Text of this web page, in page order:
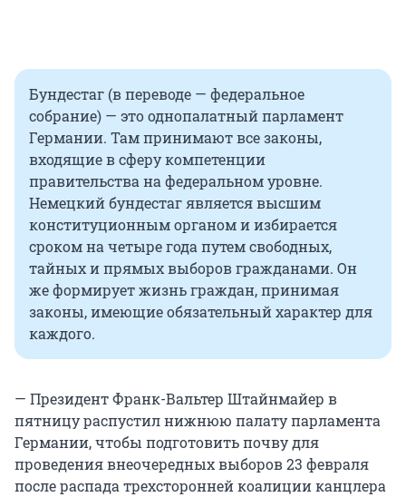
Бундестаг (в переводе — федеральное
собрание) — это однопалатный парламент
Германии. Там принимают все законы,
входящие в сферу компетенции
правительства на федеральном уровне.
Немецкий бундестаг является высшим
конституционным органом и избирается
сроком на четыре года путем свободных,
тайных и прямых выборов гражданами. Он
же формирует жизнь граждан, принимая
законы, имеющие обязательный характер для
каждого.
— Президент Франк-Вальтер Штайнмайер в
пятницу распустил нижнюю палату парламента
Германии, чтобы подготовить почву для
проведения внеочередных выборов 23 февраля
после распада трехсторонней коалиции канцлера